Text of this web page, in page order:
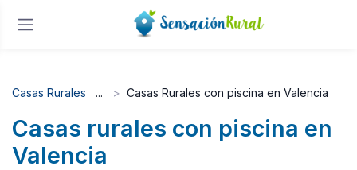
Casas Rurales Casas Rurales con piscina en Valencia
Casas rurales con piscina en
Valencia